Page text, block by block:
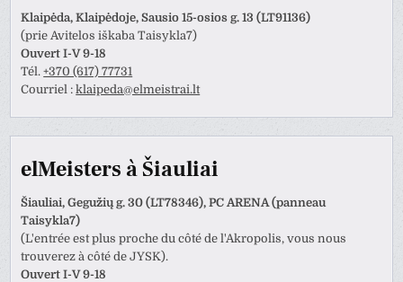
Klaipėda, Klaipėdoje, Sausio 15-osios g. 13 (LT91136)
(prie Avitelos iškaba Taisykla7)
Ouvert I-V 9-18
Tél.+370 (617) 77731
Courriel :klaipeda@elmeistrai.lt
elMeisters à Šiauliai
Šiauliai, Gegužių g. 30 (LT78346), PC ARENA (panneau
Taisykla7)
(L'entrée est plus proche du côté de l'Akropolis, vous nous
trouverez à côté de JYSK).
Ouvert I-V 9-18